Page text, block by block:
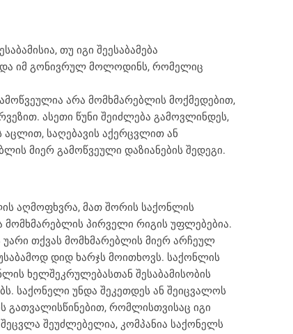
თუ იგი შეესაბამება
და იმ გონივრულ მოლოდინს, რომელიც
არა მომხმარებლის მოქმედებით,
ასეთი წუნი შეიძლება გამოვლინდეს,
აცლით, საღებავის აქერცვლით ან
მიერ გამოწვეული დაზიანების შედეგი.
აღმოფხვრა, მათ შორის საქონლის
მომხმარებლის პირველი რიგის უფლებებია.
თქვას მომხმარებლის მიერ არჩეულ
დიდ ხარჯს მოითხოვს. საქონლის
ხელშეკრულებასთან შესაბამისობის
საქონელი უნდა შეკეთდეს ან შეიცვალოს
გათვალისწინებით, რომლისთვისაც იგი
შეუძლებელია, კომპანია საქონელს